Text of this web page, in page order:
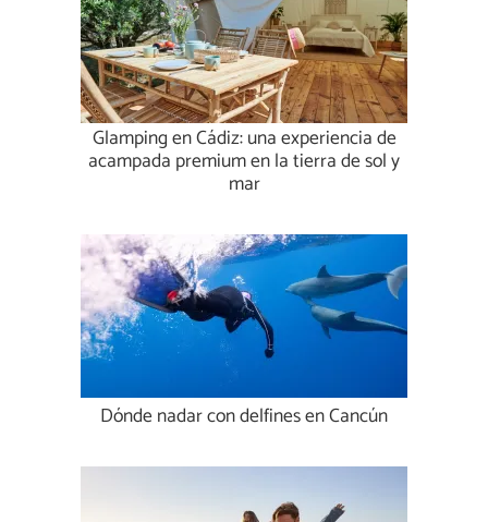
Glamping en Cádiz: una experiencia de
acampada premium en la tierra de sol y
mar
Dónde nadar con delfines en Cancún